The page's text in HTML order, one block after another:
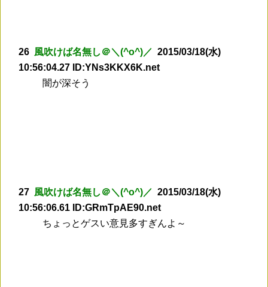
26 風吹けば名無し＠＼(^o^)／ 2015/03/18(水)
10:56:04.27 ID:YNs3KKX6K.net
闇が深そう
27 風吹けば名無し＠＼(^o^)／ 2015/03/18(水)
10:56:06.61 ID:GRmTpAE90.net
ちょっとゲスい意見多すぎんよ～